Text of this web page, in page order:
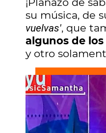
su música, de
vuelvas', que
algunos de los
y otro